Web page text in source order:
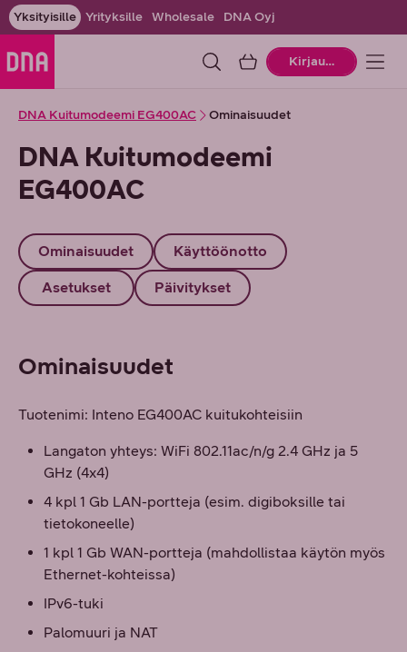
Yksityisille Yrityksille Wholesale DNA Oyj
OstoskoriKirjaudu
DNA Kuitumodeemi EG400AC Ominaisuudet
DNA Kuitumodeemi
EG400AC
Ominaisuudet Käyttöönotto
Asetukset Päivitykset
Ominaisuudet
Tuotenimi: Inteno EG400AC kuitukohteisiin
Langaton yhteys: WiFi 802.11ac/n/g 2.4 GHz ja 5
GHz (4x4)
4 kpl 1 Gb LAN-portteja (esim. digiboksille tai
tietokoneelle)
1 kpl 1 Gb WAN-portteja (mahdollistaa käytön myös
Ethernet-kohteissa)
IPv6-tuki
Palomuuri ja NAT